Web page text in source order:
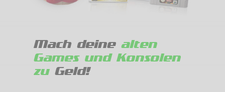
Mach deine alten
Games und Konsolen
zuGeld!